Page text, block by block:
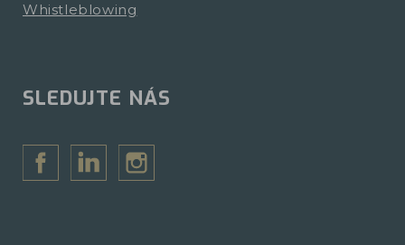
Whistleblowing
SLEDUJTE NÁS